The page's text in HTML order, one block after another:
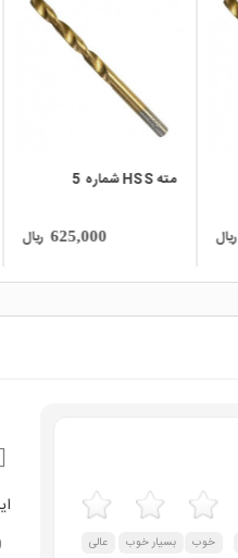
ریال
مته HSS شماره 5
625,000 ریال
خوب بسیار خوب عالی